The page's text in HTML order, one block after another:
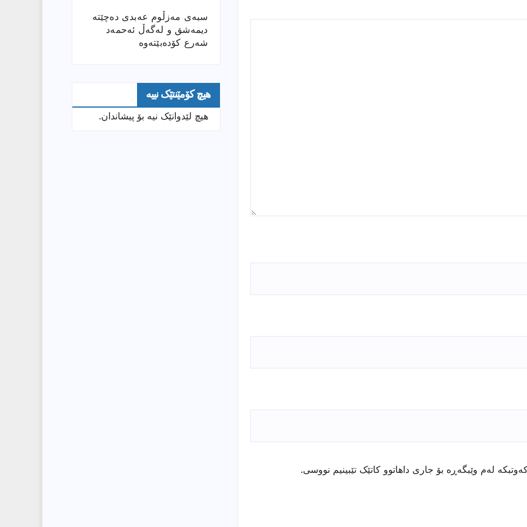
لەم وێبگەڕە بۆ جاری داهاتوو کاتێک تێبینیم نووسی.
سبەی مەزڵوم عەبدی دەچێتە
دیمەشق و لەگەڵ ئەحمەد
شەرع کۆدەبێتەوە
هیچ کۆمێنتێک نییە
هیچ لێدوانێک نیە بۆ پیشاندان.